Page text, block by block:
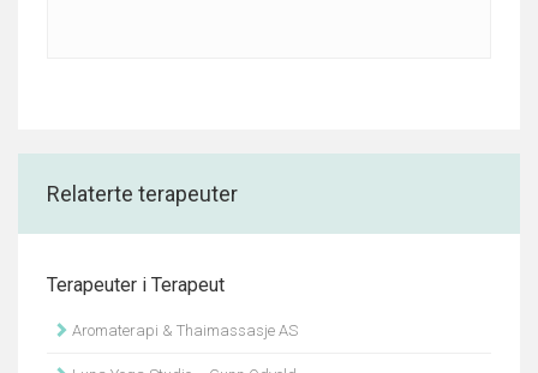
Relaterte terapeuter
Terapeuter i Terapeut
Aromaterapi & Thaimassasje AS